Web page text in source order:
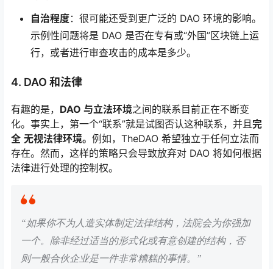
自治程度：很可能还受到更广泛的 DAO 环境的影响。
示例性问题将是 DAO 是否在专有或“外国”区块链上运
行，或者进行审查攻击的成本是多少。
4. DAO 和法律
有趣的是， DAO 与立法环境之间的联系目前正在不断变
化。事实上，第一个“联系”就是试图否认这种联系，并且完
全 无视法律环境。 例如，TheDAO 希望独立于任何立法而
存在。然而，这样的策略只会导致放弃对 DAO 将如何根据
法律进行处理的控制权。
“如果你不为人造实体制定法律结构，法院会为你强加
一个。除非经过适当的形式化或有意创建的结构，否
则一般合伙企业是一件非常糟糕的事情。”